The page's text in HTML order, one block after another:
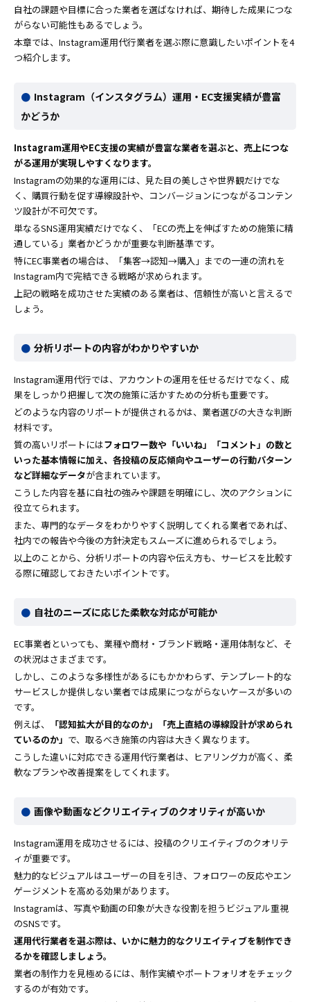
自社の課題や目標に合った業者を選ばなければ、期待した成果につな
がらない可能性もあるでしょう。
本章では、Instagram運用代行業者を選ぶ際に意識したいポイントを4
つ紹介します。
Instagram（インスタグラム）運用・EC支援実績が豊富
かどうか
Instagram運用やEC支援の実績が豊富な業者を選ぶと、売上につな
がる運用が実現しやすくなります。
Instagramの効果的な運用には、見た目の美しさや世界観だけでな
く、購買行動を促す導線設計や、コンバージョンにつながるコンテン
ツ設計が不可欠です。
単なるSNS運用実績だけでなく、「ECの売上を伸ばすための施策に精
通している」業者かどうかが重要な判断基準です。
特にEC事業者の場合は、「集客→認知→購入」までの一連の流れを
Instagram内で完結できる戦略が求められます。
上記の戦略を成功させた実績のある業者は、信頼性が高いと言えるで
しょう。
分析リポートの内容がわかりやすいか
Instagram運用代行では、アカウントの運用を任せるだけでなく、成
果をしっかり把握して次の施策に活かすための分析も重要です。
どのような内容のリポートが提供されるかは、業者選びの大きな判断
材料です。
質の高いリポートにはフォロワー数や「いいね」「コメント」の数と
いった基本情報に加え、各投稿の反応傾向やユーザーの行動パターン
など詳細なデータが含まれています。
こうした内容を基に自社の強みや課題を明確にし、次のアクションに
役立てられます。
また、専門的なデータをわかりやすく説明してくれる業者であれば、
社内での報告や今後の方針決定もスムーズに進められるでしょう。
以上のことから、分析リポートの内容や伝え方も、サービスを比較す
る際に確認しておきたいポイントです。
自社のニーズに応じた柔軟な対応が可能か
EC事業者といっても、業種や商材・ブランド戦略・運用体制など、そ
の状況はさまざまです。
しかし、このような多様性があるにもかかわらず、テンプレート的な
サービスしか提供しない業者では成果につながらないケースが多いの
です。
例えば、
「認知拡大が目的なのか」「売上直結の導線設計が求められ
ているのか」 で、取るべき施策の内容は大きく異なります。
こうした違いに対応できる運用代行業者は、ヒアリング力が高く、柔
軟なプランや改善提案をしてくれます。
画像や動画などクリエイティブのクオリティが高いか
Instagram運用を成功させるには、投稿のクリエイティブのクオリテ
ィが重要です。
魅力的なビジュアルはユーザーの目を引き、フォロワーの反応やエン
ゲージメントを高める効果があります。
Instagramは、写真や動画の印象が大きな役割を担うビジュアル重視
のSNSです。
運用代行業者を選ぶ際は、いかに魅力的なクリエイティブを制作でき
るかを確認しましょう。
業者の制作力を見極めるには、制作実績やポートフォリオをチェック
するのが有効です。